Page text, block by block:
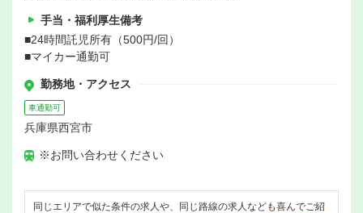
手当・福利厚生備考
■24時間託児所有（500円/回）
■マイカー通勤可
勤務地・アクセス
車通勤可
兵庫県西宮市
※お問い合わせください
同じエリアで似た条件の求人や、同じ路線の求人なども喜んでご紹